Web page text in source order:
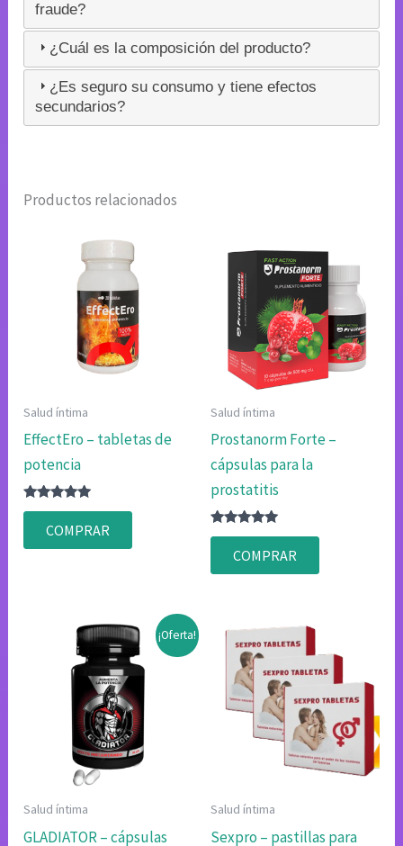
fraude?
¿Cuál es la composición del producto?
¿Es seguro su consumo y tiene efectos
secundarios?
Productos relacionados
Salud íntima
EffectEro – tabletas de
potencia
Valorado
4.80
de 5
COMPRAR
Salud íntima
Prostanorm Forte –
cápsulas para la
prostatitis
Valorado
4.83
de 5
COMPRAR
¡Oferta!
Salud íntima
GLADIATOR – cápsulas
Salud íntima
Sexpro – pastillas para